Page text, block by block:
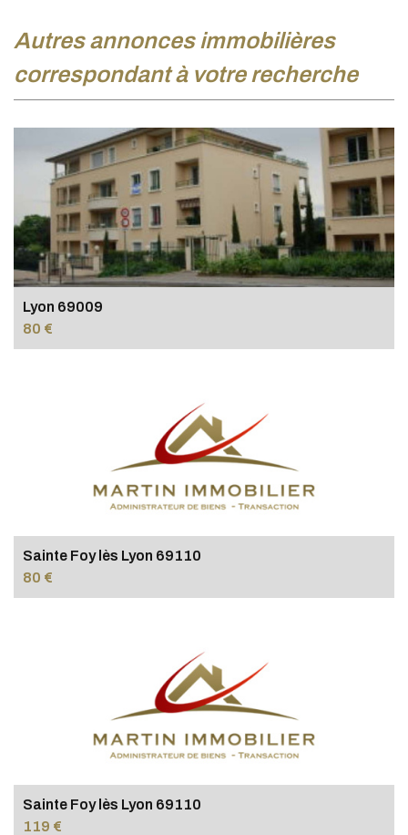
autres annonces immobilières
correspondant à votre recherche
Lyon 69009
80 €
Sainte Foy lès Lyon 69110
80 €
Sainte Foy lès Lyon 69110
119 €